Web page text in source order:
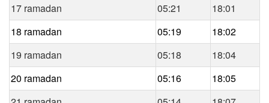
17 ramadan
05:21
18:01
18 ramadan
05:19
18:02
19 ramadan
05:18
18:04
20 ramadan
05:16
18:05